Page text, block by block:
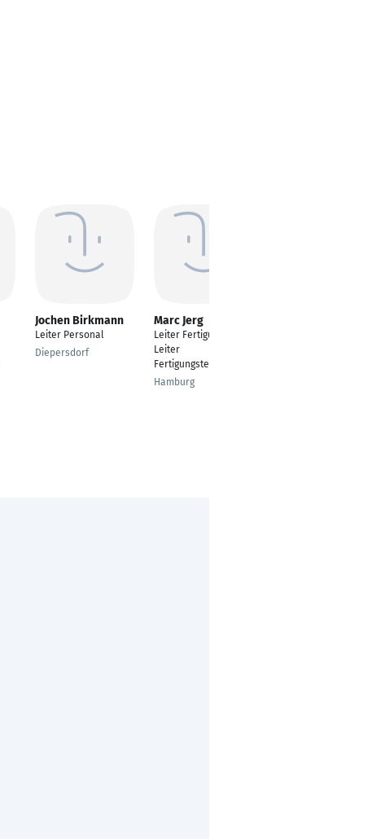
Jochen Birkmann
Leiter Personal
Diepersdorf
Marc Jerg
Leiter Fertigung /
Leiter
Fertigungstechnik
Hamburg